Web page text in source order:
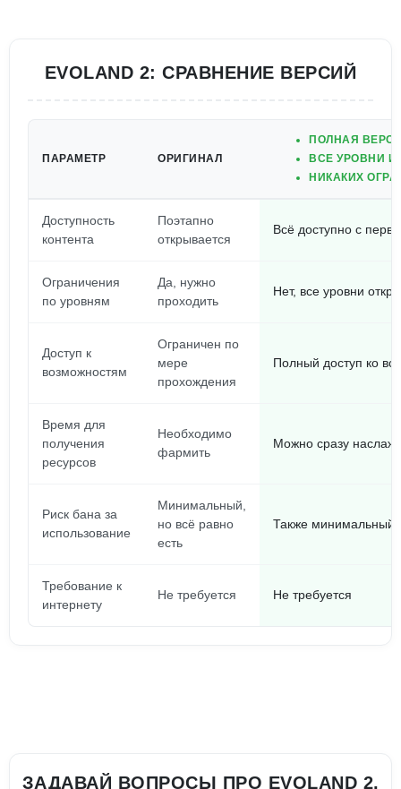
EVOLAND 2: СРАВНЕНИЕ ВЕРСИЙ
ПАРАМЕТР ОРИГИНАЛ
ПОЛНАЯ
ВСЕ УРОВНИ
НИКАКИХ
Доступность
контента
Поэтапно
открывается
Всё доступно с
Ограничения
по уровням
Да, нужно
проходить
Нет, все уровни
Доступ к
возможностям
Ограничен по
мере
прохождения
Полный доступ ко
Время для
получения
ресурсов
Необходимо
фармить
Можно сразу
Риск бана за
использование
Минимальный,
но всё равно
есть
Также минимальный,
Требование к
интернету
Не требуется Не требуется
ЗАДАВАЙ ВОПРОСЫ ПРО EVOLAND 2,